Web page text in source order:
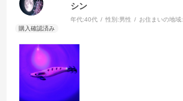
シン
年代:40代 性別:男性 お住まいの地域: